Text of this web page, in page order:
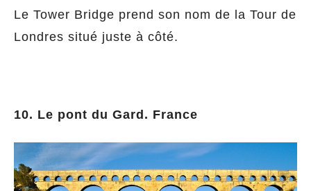
Le Tower Bridge prend son nom de la Tour de
Londres situé juste à côté.
10. Le pont du Gard. France